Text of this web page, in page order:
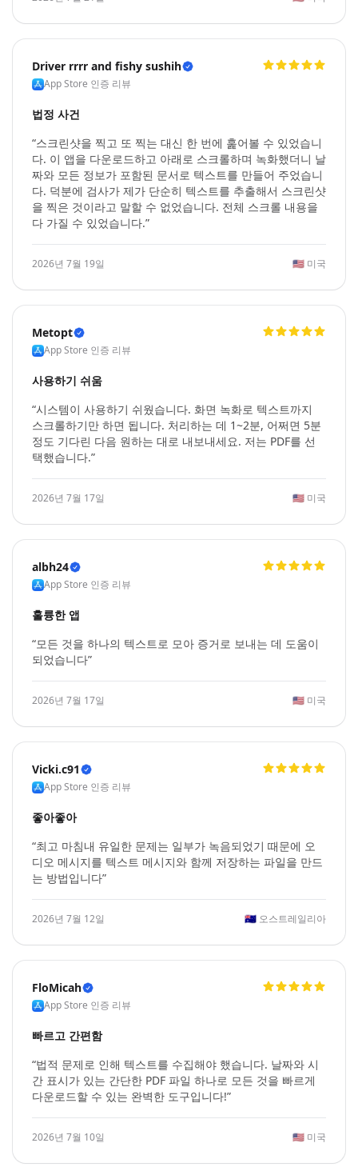
Driver rrrr and fishy sushih
App Store 인증 리뷰
법정 사건
“스크린샷을 찍고 또 찍는 대신 한 번에 훑어볼 수 있었습니
다. 이 앱을 다운로드하고 아래로 스크롤하며 녹화했더니 날
짜와 모든 정보가 포함된 문서로 텍스트를 만들어 주었습니
다. 덕분에 검사가 제가 단순히 텍스트를 추출해서 스크린샷
을 찍은 것이라고 말할 수 없었습니다. 전체 스크롤 내용을
다 가질 수 있었습니다.”
2026년 7월 19일 🇺🇸 미국
Metopt
App Store 인증 리뷰
사용하기 쉬움
“시스템이 사용하기 쉬웠습니다. 화면 녹화로 텍스트까지
스크롤하기만 하면 됩니다. 처리하는 데 1~2분, 어쩌면 5분
정도 기다린 다음 원하는 대로 내보내세요. 저는 PDF를 선
택했습니다.”
2026년 7월 17일 🇺🇸 미국
albh24
App Store 인증 리뷰
훌륭한 앱
“모든 것을 하나의 텍스트로 모아 증거로 보내는 데 도움이
되었습니다”
2026년 7월 17일 🇺🇸 미국
Vicki.c91
App Store 인증 리뷰
좋아좋아
“최고 마침내 유일한 문제는 일부가 녹음되었기 때문에 오
디오 메시지를 텍스트 메시지와 함께 저장하는 파일을 만드
는 방법입니다”
2026년 7월 12일 🇦🇺 오스트레일리아
FloMicah
App Store 인증 리뷰
빠르고 간편함
“법적 문제로 인해 텍스트를 수집해야 했습니다. 날짜와 시
간 표시가 있는 간단한 PDF 파일 하나로 모든 것을 빠르게
다운로드할 수 있는 완벽한 도구입니다!”
2026년 7월 10일 🇺🇸 미국